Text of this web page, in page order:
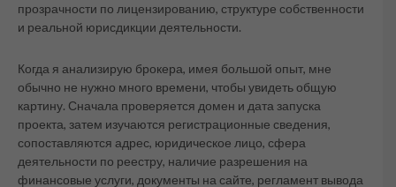
прозрачности по лицензированию, структуре собственности
и реальной юрисдикции деятельности.
Когда я анализирую брокера, имея большой опыт, мне
обычно не нужно много времени, чтобы увидеть общую
картину. Сначала проверяется домен и дата запуска
проекта, затем изучаются регистрационные сведения,
сопоставляются адрес, юридическое лицо, сфера
деятельности по реестру, наличие разрешения на
финансовые услуги, документы на сайте, регламент вывода